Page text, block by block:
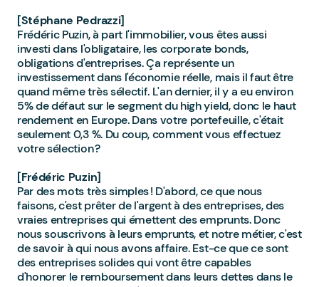
[Stéphane Pedrazzi]
Frédéric Puzin, à part l'immobilier, vous êtes aussi
investi dans l'obligataire, les corporate bonds,
obligations d'entreprises. Ça représente un
investissement dans l'économie réelle, mais il faut être
quand même très sélectif. L'an dernier, il y a eu environ
5% de défaut sur le segment du high yield, donc le haut
rendement en Europe. Dans votre portefeuille, c'était
seulement 0,3 %. Du coup, comment vous effectuez
votre sélection ?
[Frédéric Puzin]
Par des mots très simples ! D'abord, ce que nous
faisons, c'est prêter de l'argent à des entreprises, des
vraies entreprises qui émettent des emprunts. Donc
nous souscrivons à leurs emprunts, et notre métier, c'est
de savoir à qui nous avons affaire. Est-ce que ce sont
des entreprises solides qui vont être capables
d'honorer le remboursement dans leurs dettes dans le